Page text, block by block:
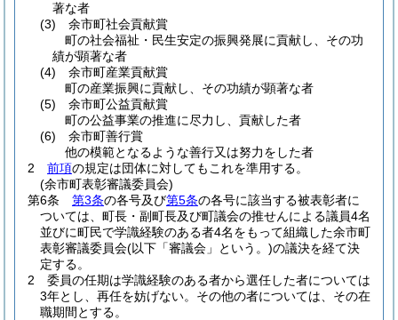
著な者
(3)
余市町社会貢献賞
町の社会福祉・民生安定の振興発展に貢献し、その功
績が顕著な者
(4)
余市町産業貢献賞
町の産業振興に貢献し、その功績が顕著な者
(5)
余市町公益貢献賞
町の公益事業の推進に尽力し、貢献した者
(6)
余市町善行賞
他の模範となるような善行又は努力をした者
2
前項の規定は団体に対してもこれを準用する。
(余市町表彰審議委員会)
第6条
第3条の各号及び第5条の各号に該当する被表彰者に
ついては、町長・副町長及び町議会の推せんによる議員4名
並びに町民で学識経験のある者4名をもって組織した余市町
表彰審議委員会(以下「審議会」という。)の議決を経て決
定する。
2
委員の任期は学識経験のある者から選任した者については
3年とし、再任を妨げない。 その他の者については、その在
職期間とする。